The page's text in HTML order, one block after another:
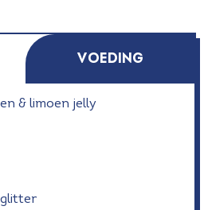
Voeding
& limoen jelly